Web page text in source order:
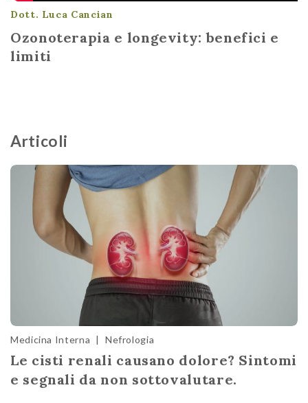
Dott. Luca Cancian
Ozonoterapia e longevity: benefici e
limiti
Articoli
Medicina Interna | Nefrologia
Le cisti renali causano dolore? Sintomi
e segnali da non sottovalutare.